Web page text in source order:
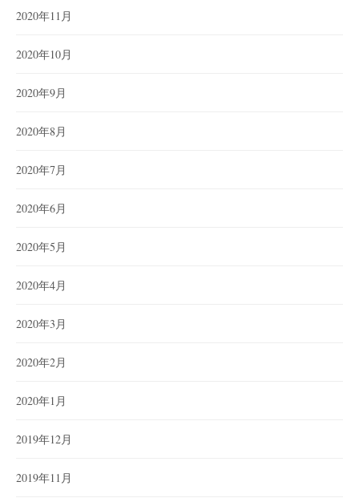
2020年11月
2020年10月
2020年9月
2020年8月
2020年7月
2020年6月
2020年5月
2020年4月
2020年3月
2020年2月
2020年1月
2019年12月
2019年11月